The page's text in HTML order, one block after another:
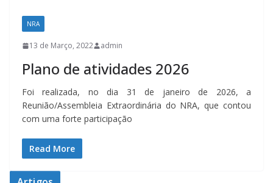
NRA
13 de Março, 2022 admin
Plano de atividades 2026
Foi realizada, no dia 31 de janeiro de 2026, a
Reunião/Assembleia Extraordinária do NRA, que contou
com uma forte participação
Read More